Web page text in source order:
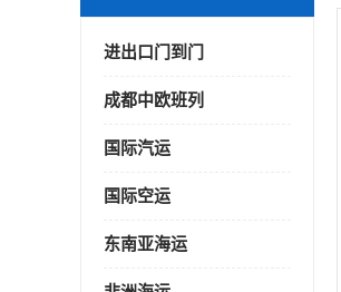
进出口门到门
成都中欧班列
国际汽运
国际空运
东南亚海运